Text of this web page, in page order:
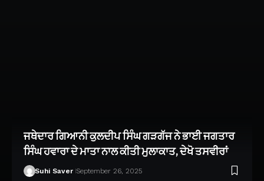
ਜਥੇਦਾਰ ਗਿਆਨੀ ਕੁਲਦੀਪ ਸਿੰਘ ਗੜਗੱਜ ਨੇ ਭਾਈ ਜਗਤਾਰ
ਸਿੰਘ ਹਵਾਰਾ ਦੇ ਮਾਤਾ ਨਾਲ ਕੀਤੀ ਮੁਲਾਕਾਤ, ਦੇਖੋ ਤਸਵੀਰਾਂ
Suhi Saver September 26, 2025